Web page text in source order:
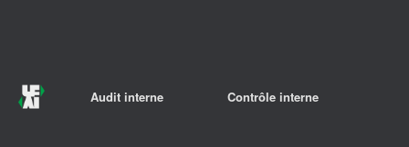
Audit interne Contrôle interne